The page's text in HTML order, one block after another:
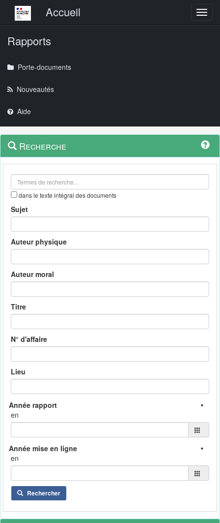
Menu principalAccueil
Rapports
Porte-documents
Nouveautés
Aide
Navigation
outils
Menu
contextuel
Recherche
dans le texte intégral des documents
Sujet
Auteur physique
Auteur moral
Titre
N° d'affaire
Lieu
en
en
Rechercher